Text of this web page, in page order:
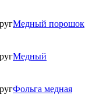
Медный порошок
Медный
Фольга медная